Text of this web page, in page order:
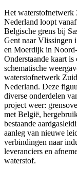
Het waterstofnetwerk
Nederland loopt
Belgische grens bij
Gent naar Vlissingen
en Moerdijk in
Onderstaande kaart is
schematische
waterstofnetwerk
Nederland. Deze
diverse onderdelen
project weer:
met België,
bestaande
aanleg van nieuwe
verbindingen naar
leveranciers en
waterstof.